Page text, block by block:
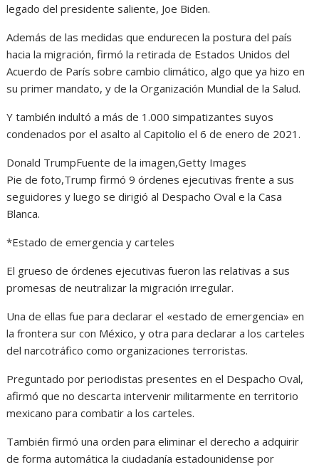
legado del presidente saliente, Joe Biden.
Además de las medidas que endurecen la postura del país
hacia la migración, firmó la retirada de Estados Unidos del
Acuerdo de París sobre cambio climático, algo que ya hizo en
su primer mandato, y de la Organización Mundial de la Salud.
Y también indultó a más de 1.000 simpatizantes suyos
condenados por el asalto al Capitolio el 6 de enero de 2021.
Donald TrumpFuente de la imagen,Getty Images
Pie de foto,Trump firmó 9 órdenes ejecutivas frente a sus
seguidores y luego se dirigió al Despacho Oval e la Casa
Blanca.
*Estado de emergencia y carteles
El grueso de órdenes ejecutivas fueron las relativas a sus
promesas de neutralizar la migración irregular.
Una de ellas fue para declarar el «estado de emergencia» en
la frontera sur con México, y otra para declarar a los carteles
del narcotráfico como organizaciones terroristas.
Preguntado por periodistas presentes en el Despacho Oval,
afirmó que no descarta intervenir militarmente en territorio
mexicano para combatir a los carteles.
También firmó una orden para eliminar el derecho a adquirir
de forma automática la ciudadanía estadounidense por